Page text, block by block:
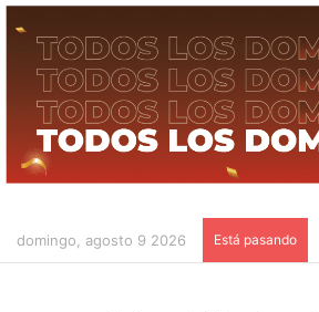
domingo, agosto 9 2026 Está pasando